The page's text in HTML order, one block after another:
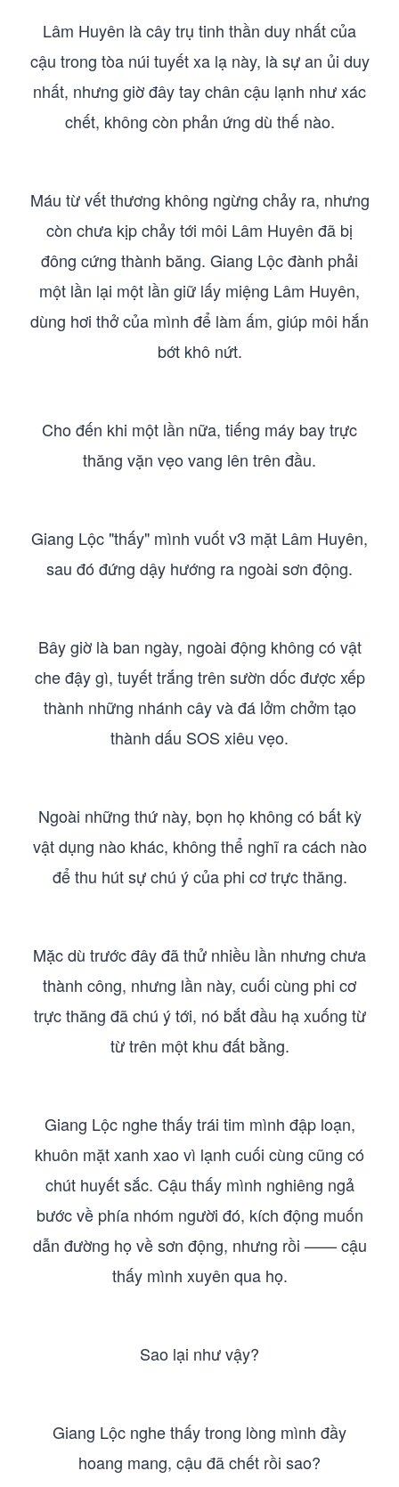
Lâm Huyên là cây trụ tinh thần duy nhất của
cậu trong tòa núi tuyết xa lạ này, là sự an ủi duy
nhất, nhưng giờ đây tay chân cậu lạnh như xác
chết, không còn phản ứng dù thế nào.
Máu từ vết thương không ngừng chảy ra, nhưng
còn chưa kịp chảy tới môi Lâm Huyên đã bị
đông cứng thành băng. Giang Lộc đành phải
một lần lại một lần giữ lấy miệng Lâm Huyên,
dùng hơi thở của mình để làm ấm, giúp môi hắn
bớt khô nứt.
Cho đến khi một lần nữa, tiếng máy bay trực
thăng vặn vẹo vang lên trên đầu.
Giang Lộc "thấy" mình vuốt v3 mặt Lâm Huyên,
sau đó đứng dậy hướng ra ngoài sơn động.
Bây giờ là ban ngày, ngoài động không có vật
che đậy gì, tuyết trắng trên sườn dốc được xếp
thành những nhánh cây và đá lởm chởm tạo
thành dấu SOS xiêu vẹo.
Ngoài những thứ này, bọn họ không có bất kỳ
vật dụng nào khác, không thể nghĩ ra cách nào
để thu hút sự chú ý của phi cơ trực thăng.
Mặc dù trước đây đã thử nhiều lần nhưng chưa
thành công, nhưng lần này, cuối cùng phi cơ
trực thăng đã chú ý tới, nó bắt đầu hạ xuống từ
từ trên một khu đất bằng.
Giang Lộc nghe thấy trái tim mình đập loạn,
khuôn mặt xanh xao vì lạnh cuối cùng cũng có
chút huyết sắc. Cậu thấy mình nghiêng ngả
bước về phía nhóm người đó, kích động muốn
dẫn đường họ về sơn động, nhưng rồi —— cậu
thấy mình xuyên qua họ.
Sao lại như vậy?
Giang Lộc nghe thấy trong lòng mình đầy
hoang mang, cậu đã chết rồi sao?